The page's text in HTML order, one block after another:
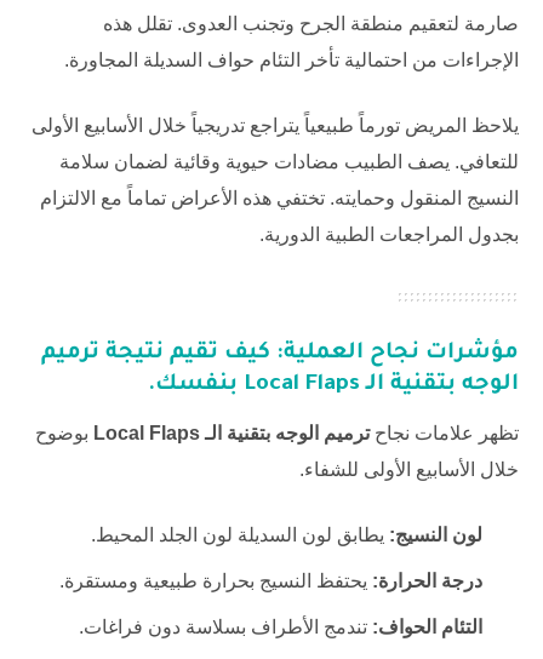
صارمة لتعقيم منطقة الجرح وتجنب العدوى. تقلل هذه
الإجراءات من احتمالية تأخر التئام حواف السديلة المجاورة.
يلاحظ المريض تورماً طبيعياً يتراجع تدريجياً خلال الأسابيع الأولى
للتعافي. يصف الطبيب مضادات حيوية وقائية لضمان سلامة
النسيج المنقول وحمايته. تختفي هذه الأعراض تماماً مع الالتزام
بجدول المراجعات الطبية الدورية.
مؤشرات نجاح العملية: كيف تقيم نتيجة ترميم
الوجه بتقنية الـ Local Flaps
بنفسك.
تظهر علامات نجاحترميم الوجه بتقنية الـ Local Flaps
بوضوح
خلال الأسابيع الأولى للشفاء.
لون النسيج: يطابق لون السديلة لون الجلد المحيط.
درجة الحرارة: يحتفظ النسيج بحرارة طبيعية ومستقرة.
التئام الحواف: تندمج الأطراف بسلاسة دون فراغات.